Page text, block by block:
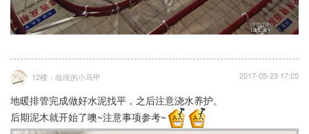
12楼：临境的小马甲 2017-05-23 17:05
地暖排管完成做好水泥找平，之后注意浇水养护。
后期泥木就开始了噢~注意事项参考~